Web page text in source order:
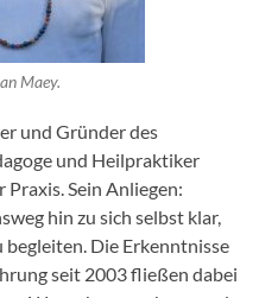
Maey.
und Gründer des
und Heilpraktiker
Sein Anliegen:
hin zu sich selbst klar,
Die Erkenntnisse
seit 2003 fließen dabei